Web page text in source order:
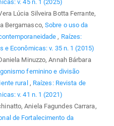
v. 45 n. 1 (2025)
Lúcia Silveira Botta Ferrante,
Bergamasco, Sobre o uso da
, Raízes:
e Econômicas: v. 35 n. 1 (2015)
Minuzzo, Annah Bárbara
feminino e divisão
rural , Raízes: Revista de
v. 41 n. 1 (2021)
Aniela Fagundes Carrara,
de Fortalecimento da